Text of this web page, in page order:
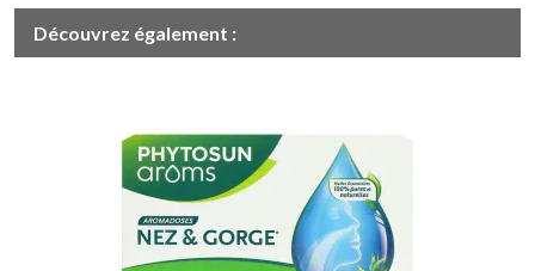
Découvrez également :